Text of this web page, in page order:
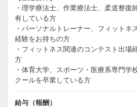
・理学療法士、作業療法士、柔道整復
有している方
・パーソナルトレーナー、フィットネ
経験をお持ちの方
・フィットネス関連のコンテスト出場
方
・体育大学、スポーツ・医療系専門学
クールを卒業している方
給与（報酬）